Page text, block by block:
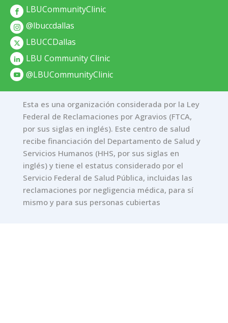
LBUCommunityClinic
@lbuccdallas
LBUCCDallas
LBU Community Clinic
@LBUCommunityClinic
Esta es una organización considerada por la Ley
Federal de Reclamaciones por Agravios (FTCA,
por sus siglas en inglés). Este centro de salud
recibe financiación del Departamento de Salud y
Servicios Humanos (HHS, por sus siglas en
inglés) y tiene el estatus considerado por el
Servicio Federal de Salud Pública, incluidas las
reclamaciones por negligencia médica, para sí
mismo y para sus personas cubiertas